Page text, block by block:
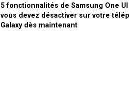
5 fonctionnalités de Samsung One
vous devez désactiver sur votre
Galaxy dès maintenant